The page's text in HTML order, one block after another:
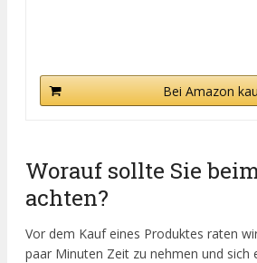
Bei Amazon
Worauf sollte Sie
achten?
Vor dem Kauf eines Produktes raten
paar Minuten Zeit zu nehmen und sich